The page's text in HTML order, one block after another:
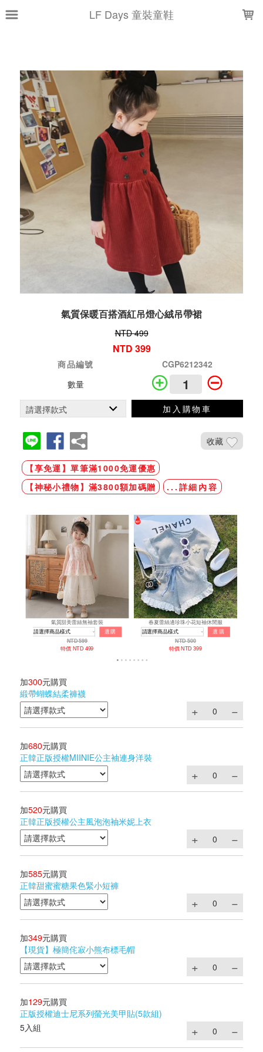
LF Days 童裝童鞋
氣質保暖百搭酒紅吊燈心絨吊帶裙
NTD 499
NTD 399
商品編號
CGP6212342
數量
加入購物車
收藏
【享免運】單筆滿1000免運優惠
【神秘小禮物】滿3800額加碼贈
...詳細內容
加300元購買
緞帶蝴蝶結柔褲襪
加680元購買
正韓正版授權MIINIE公主袖連身洋裝
加520元購買
正韓正版授權公主風泡泡袖米妮上衣
加585元購買
正韓甜蜜蜜糖果色緊小短褲
加349元購買
【現貨】極簡侘寂小熊布標毛帽
加129元購買
正版授權迪士尼系列螢光美甲貼(5款組)
5入組